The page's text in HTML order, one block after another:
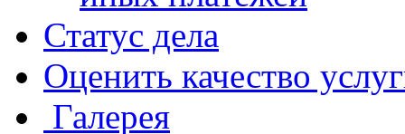
Статус дела
Оценить качество
Галерея